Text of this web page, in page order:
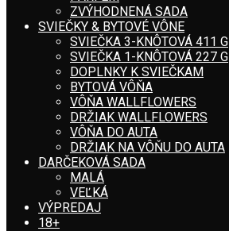
ZVÝHODNENÁ SADA
SVIEČKY & BYTOVÉ VÔNE
SVIEČKA 3-KNÔTOVÁ 411 G
SVIEČKA 1-KNÔTOVÁ 227 G
DOPLNKY K SVIEČKAM
BYTOVÁ VÔŇA
VÔŇA WALLFLOWERS
DRŽIAK WALLFLOWERS
VÔŇA DO AUTA
DRŽIAK NA VÔŇU DO AUTA
DARČEKOVÁ SADA
MALÁ
VEĽKÁ
VÝPREDAJ
18+